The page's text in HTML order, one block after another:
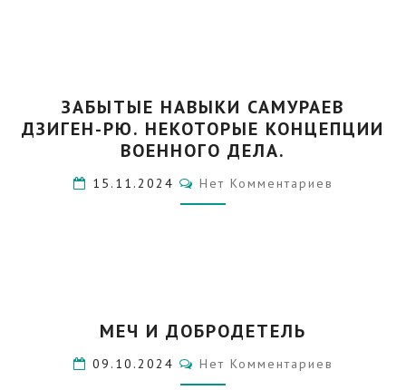
НАВЫКИ
САМУРАЕВ
ДЗИГЕН-
НЕКОТОРЫЕ
КОНЦЕПЦИИ
ЗАБЫТЫЕ НАВЫКИ САМУРАЕВ
ДЗИГЕН-РЮ. НЕКОТОРЫЕ КОНЦЕПЦИИ
ВОЕННОГО ДЕЛА.
15.11.2024 Комментарии
Нет Комментариев
И
МЕЧ И ДОБРОДЕТЕЛЬ
09.10.2024 Комментарии
Нет Комментариев